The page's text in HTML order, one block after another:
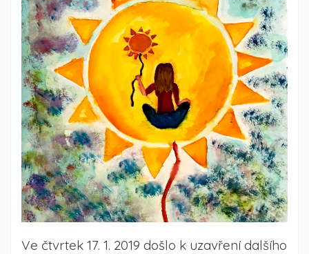
Ve čtvrtek 17. 1. 2019 došlo k uzavření dalšího